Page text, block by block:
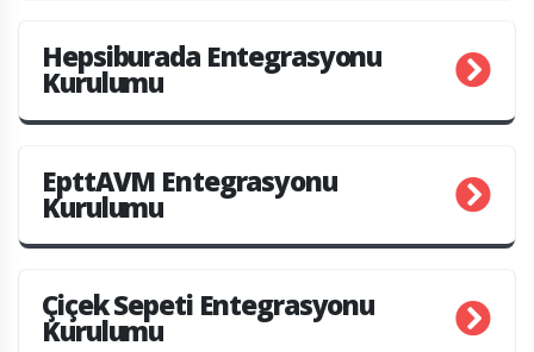
Hepsiburada Entegrasyonu
Kurulumu
EpttAVM Entegrasyonu
Kurulumu
Çiçek Sepeti Entegrasyonu
Kurulumu